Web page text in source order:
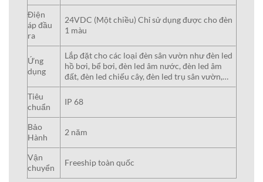
Điện
áp đầu
ra
24VDC (Một chiều) Chỉ sử dụng được cho đèn
1 màu
Ứng
dụng
Lắp đặt cho các loại đèn sân vườn như đèn led
hồ bơi, bể bơi, đèn led âm nước, đèn led âm
đất, đèn led chiếu cây, đèn led trụ sân vườn,…
Tiêu
chuẩn
IP 68
Bảo
Hành
2 năm
Vận
chuyển
Freeship toàn quốc